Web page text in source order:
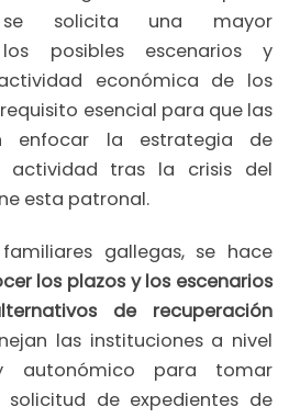
solicita una mayor
posibles escenarios y
económica de los
esencial para que las
enfocar la estrategia de
actividad tras la crisis del
esta patronal.
gallegas, se hace
los plazos y los escenarios
de recuperación
las instituciones a nivel
autonómico para tomar
de expedientes de